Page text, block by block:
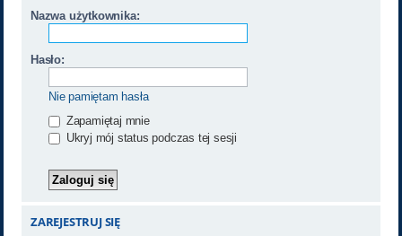
Nazwa użytkownika:
Hasło:
Nie pamiętam hasła
Zapamiętaj mnie
Ukryj mój status podczas tej sesji
ZAREJESTRUJ SIĘ